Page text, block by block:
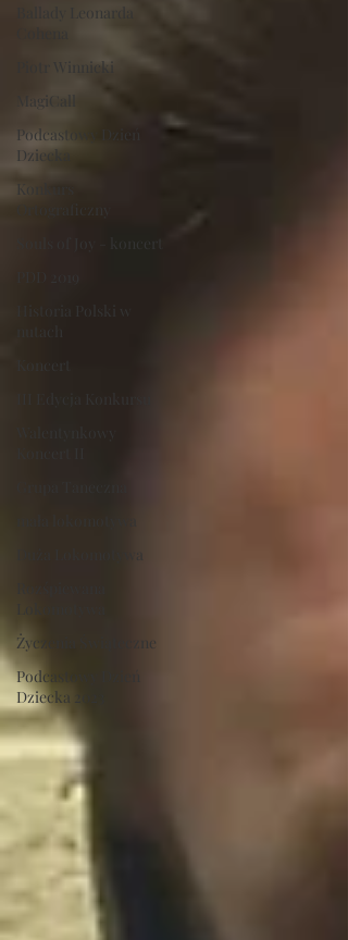
Ballady Leonarda
Piotr Winnicki
MagiCall
Podcastowy Dzień
Dziecka
Konkurs
Życzenia Świąteczne
Podcastowy Dzień
Dziecka 2023